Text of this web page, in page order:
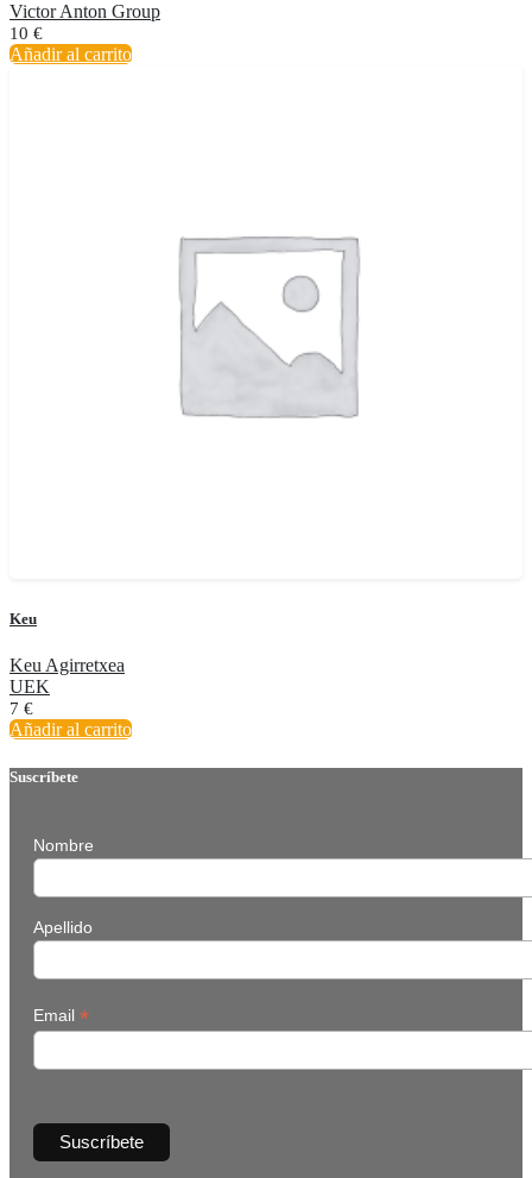
Victor Anton Group
10 €
Añadir al carrito
Keu
Keu Agirretxea
UEK
7 €
Añadir al carrito
Suscríbete
Nombre
Apellido
Email *